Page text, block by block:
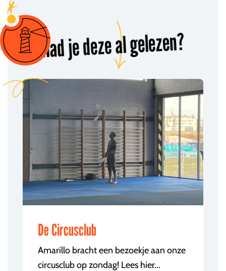
Had je deze al gelezen?
De Circusclub
Amarillo bracht een bezoekje aan onze
circusclub op zondag! Lees hier...